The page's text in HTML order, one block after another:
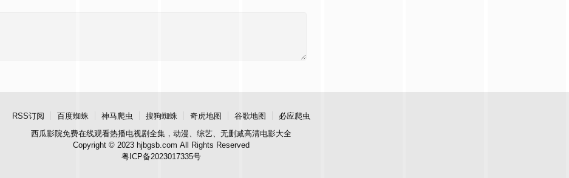
RSS订阅 百度蜘蛛 神马爬虫 搜狗蜘蛛 奇虎地图 谷歌地图
必应爬虫
西瓜影院免费在线观看热播电视剧全集，动漫、综艺、无删减高清电影大全
Copyright © 2023 hjbgsb.com All Rights Reserved
粤ICP备2023017335号